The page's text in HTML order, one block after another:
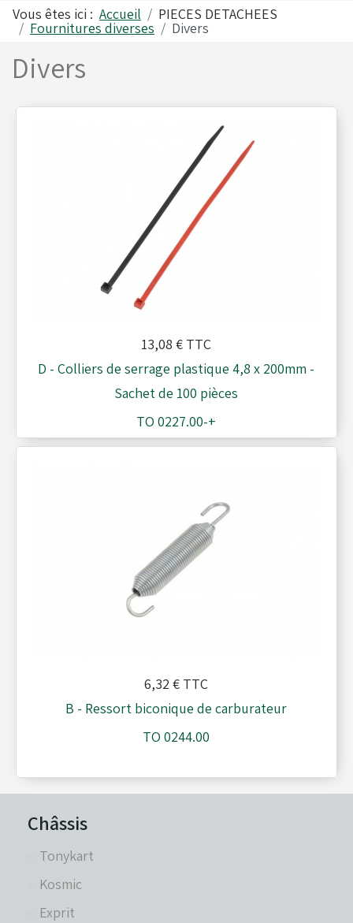
Vous êtes ici : Accueil PIECES DETACHEES
Fournitures diverses Divers
Divers
13,08 € TTC
D - Colliers de serrage plastique 4,8 x 200mm -
Sachet de 100 pièces
TO 0227.00-+
6,32 € TTC
B - Ressort biconique de carburateur
TO 0244.00
Châssis
Tonykart
Kosmic
Exprit
Freins
Moyeux - Porte-couronnes
Pare chaînes - Echappement
Platines moteurs - Brides
Plombs - Câbles - Mesure
Train avant - Volants
Visserie - Boulonnerie